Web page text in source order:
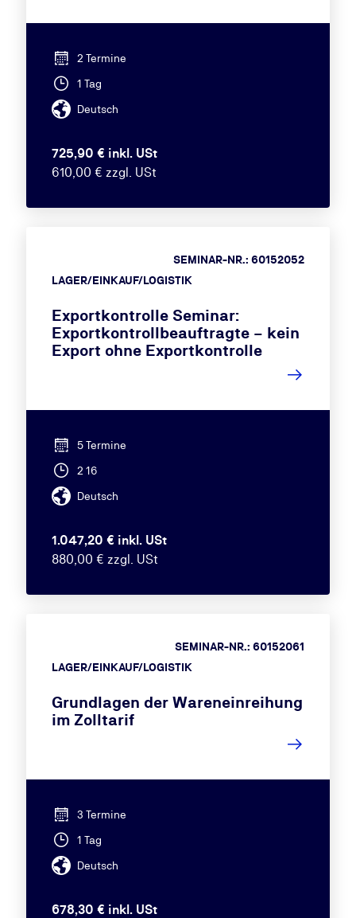
2 Termine
1 Tag
Deutsch
725,90 € inkl. USt
610,00 € zzgl. USt
LAGER/EINKAUF/LOGISTIK
SEMINAR-NR.: 60152052
Exportkontrolle Seminar:
Exportkontrollbeauftragte – kein
Export ohne Exportkontrolle
5 Termine
2 16
Deutsch
1.047,20 € inkl. USt
880,00 € zzgl. USt
LAGER/EINKAUF/LOGISTIK
SEMINAR-NR.: 60152061
Grundlagen der Wareneinreihung
im Zolltarif
3 Termine
1 Tag
Deutsch
678,30 € inkl. USt